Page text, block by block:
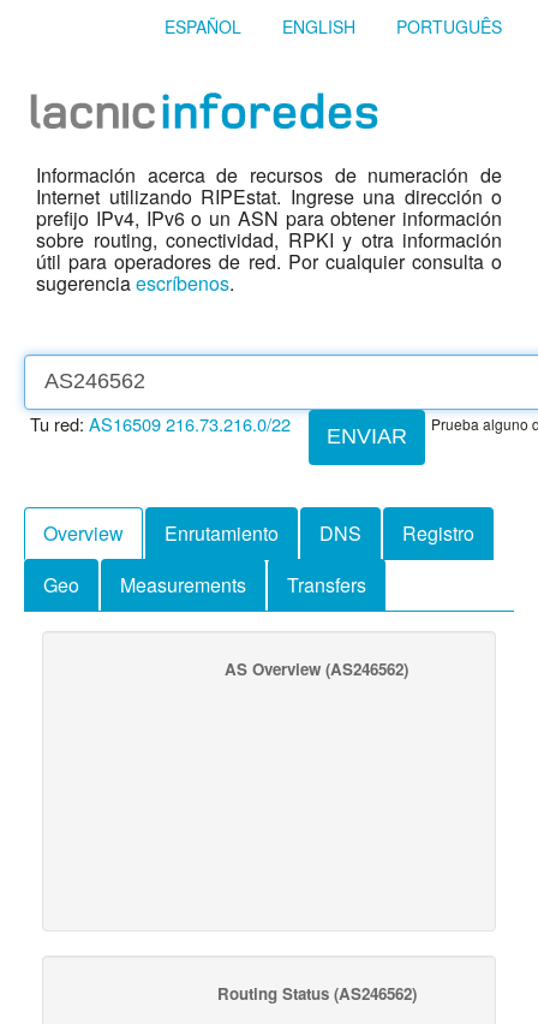
ESPAÑOL ENGLISH PORTUGUÊS
Información acerca de recursos de numeración de
Internet utilizando RIPEstat. Ingrese una dirección o
prefijo IPv4, IPv6 o un ASN para obtener información
sobre routing, conectividad, RPKI y otra información
útil para operadores de red. Por cualquier consulta o
sugerenciaescríbenos.
ENVIAR
Tu red: AS16509216.73.216.0/22 Prueba alguno
Overview Enrutamiento DNS
Registro
Geo
Measurements Transfers
AS Overview (AS246562)
Routing Status(AS246562)